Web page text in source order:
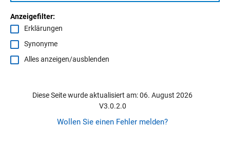
Anzeigefilter:
Erklärungen
Synonyme
Alles anzeigen/ausblenden
Diese Seite wurde aktualisiert am: 06. August 2026
V3.0.2.0
Wollen Sie einen Fehler melden?